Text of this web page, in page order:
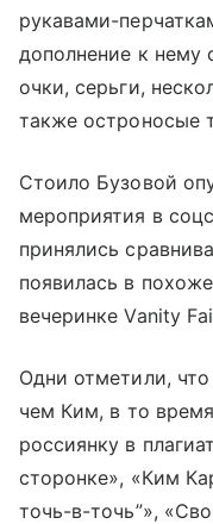
рукавами-
дополнение к нему
очки, серьги,
также остроносые
Стоило Бузовой
мероприятия в
принялись
появилась в
вечеринке Vanity
Одни отметили,
чем Ким, в то
россиянку в
сторонке», «Ким
точь-в-точь”»,